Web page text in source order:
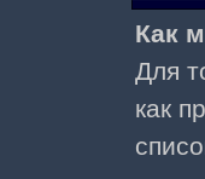
Как
Для
как